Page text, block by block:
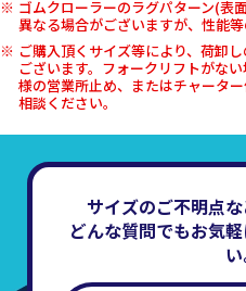
ゴムクローラーのラグパターン(表
異なる場合がございますが、性能等
ご購入頂くサイズ等により、荷卸
ございます。フォークリフトがな
様の営業所止め、またはチャータ
相談ください。
サイズのご不明点
どんな質問でもお気
い